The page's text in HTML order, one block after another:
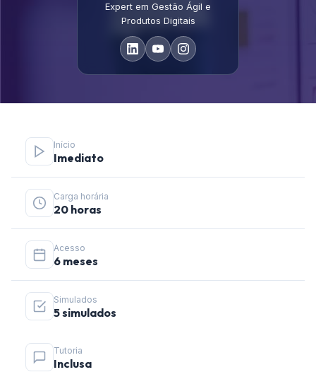
Expert em Gestão Ágil e
Produtos Digitais
Início
Imediato
Carga horária
20 horas
Acesso
6 meses
Simulados
5 simulados
Tutoria
Inclusa